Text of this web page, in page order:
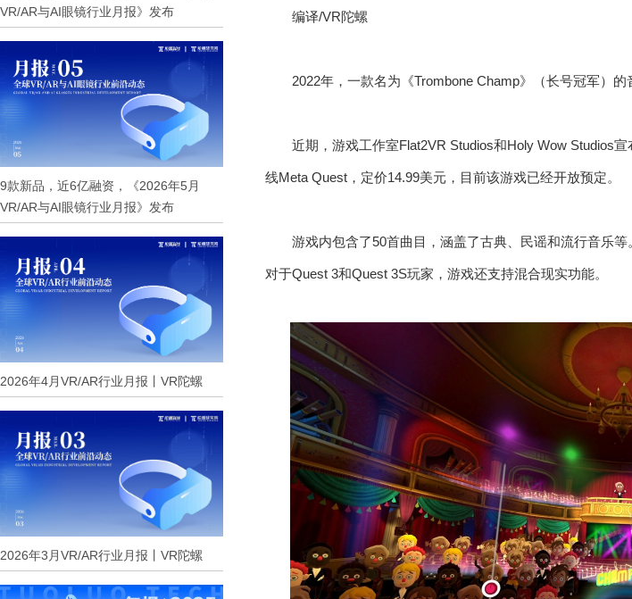
VR/AR与AI眼镜行业月报》发布
9款新品，近6亿融资，《2026年5月
VR/AR与AI眼镜行业月报》发布
2026年4月VR/AR行业月报丨VR陀螺
2026年3月VR/AR行业月报丨VR陀螺
编译/VR陀螺
2022年，一款名为《Trombone Champ》（长号冠军）
近期，游戏工作室Flat2VR Studios和Holy Wow Studios
线Meta Quest，定价14.99美元，目前该游戏已经开放预定。
游戏内包含了50首曲目，涵盖了古典、民谣和流行音乐
对于Quest 3和Quest 3S玩家，游戏还支持混合现实功能。